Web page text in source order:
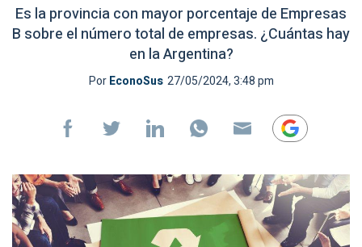
Es la provincia con mayor porcentaje de Empresas
B sobre el número total de empresas. ¿Cuántas hay
en la Argentina?
PorEconoSus 27/05/2024, 3:48 pm